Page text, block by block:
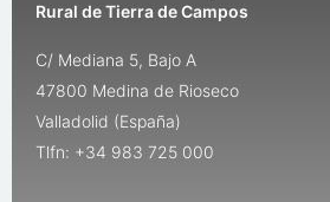
Rural de Tierra de Campos
C/ Mediana 5, Bajo A
47800 Medina de Rioseco
Valladolid (España)
Tlfn: +34 983 725 000